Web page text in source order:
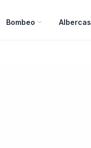
Bombeo Albercas